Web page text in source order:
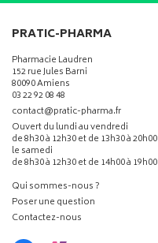
PRATIC-PHARMA
Pharmacie Laudren
152 rue Jules Barni
80090 Amiens
03 22 92 08 48
contact-
@-
pratic-pharma.fr
Ouvert du lundi au vendredi
de 8h30 à 12h30 et de 13h30 à 20h00
le samedi
de 8h30 à 12h30 et de 14h00 à 19h00
Qui sommes-nous ?
Poser une question
Contactez-nous